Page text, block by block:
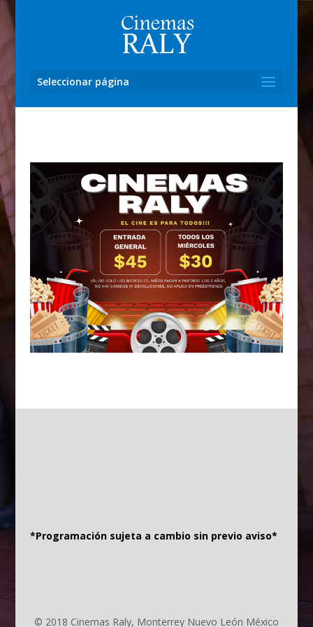
Seleccionar página
*Programación sujeta a cambio sin previo aviso*
© 2018 Cinemas Raly, Monterrey Nuevo León México